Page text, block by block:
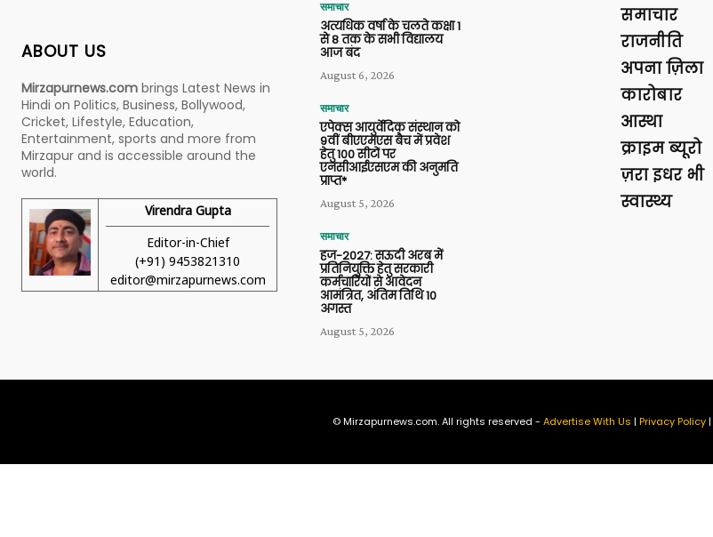
ABOUT US
Mirzapurnews.com brings Latest News in
Hindi on Politics, Business, Bollywood,
Cricket, Lifestyle, Education,
Entertainment, sports and more from
Mirzapur and is accessible around the
world.
Virendra Gupta
Editor-in-Chief
(+91) 9453821310
editor@mirzapurnews.com
समाचार
अत्यधिक वर्षा के चलते कक्षा 1
से 8 तक के सभी विद्यालय
आज बंद
August 6, 2026
समाचार
एपेक्स आयुर्वेदिक संस्थान को
9वीं बीएएमएस बैच में प्रवेश
हेतु 100 सीटों पर
एनसीआईएसएम की अनुमति
प्राप्त*
August 5, 2026
समाचार
हज-2027: सऊदी अरब में
प्रतिनियुक्ति हेतु सरकारी
कर्मचारियों से आवेदन
आमंत्रित, अंतिम तिथि 10
अगस्त
August 5, 2026
समाचार
राजनीति
अपना ज़िला
कारोबार
आस्था
क्राइम ब्यूरो
ज़रा इधर भी
स्वास्थ्य
© Mirzapurnews.com. All rights reserved - Advertise With Us | Privacy Policy|